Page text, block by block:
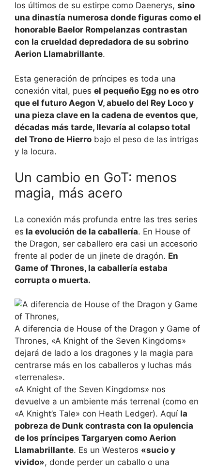
los últimos de su estirpe como Daenerys, sino
una dinastía numerosa donde figuras como el
honorable Baelor Rompelanzas contrastan
con la crueldad depredadora de su sobrino
Aerion Llamabrillante.
Esta generación de príncipes es toda una
conexión vital, pues el pequeño Egg no es otro
que el futuro Aegon V, abuelo del Rey Loco y
una pieza clave en la cadena de eventos que,
décadas más tarde, llevaría al colapso total
del Trono de Hierro bajo el peso de las intrigas
y la locura.
Un cambio en GoT: menos
magia, más acero
La conexión más profunda entre las tres series
es la evolución de la caballería. En House of
the Dragon, ser caballero era casi un accesorio
frente al poder de un jinete de dragón. En
Game of Thrones, la caballería estaba
corrupta o muerta.
A diferencia de House of the Dragon y Game of
Thrones, «A Knight of the Seven Kingdoms»
dejará de lado a los dragones y la magia para
centrarse más en los caballeros y luchas más
«terrenales».
«A Knight of the Seven Kingdoms» nos
devuelve a un ambiente más terrenal (como en
«A Knight’s Tale» con Heath Ledger). Aquí la
pobreza de Dunk contrasta con la opulencia
de los príncipes Targaryen como Aerion
Llamabrillante. Es un Westeros «sucio y
vivido», donde perder un caballo o una